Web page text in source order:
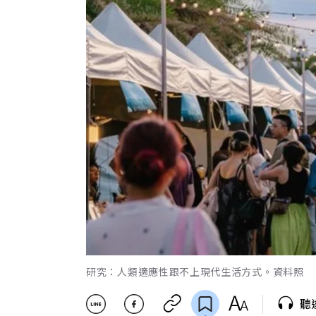
研究：人類適應性跟不上現代生活方式。資料照
聽